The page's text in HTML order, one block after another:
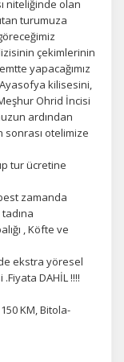
niteliğinde olan
turumuza
çekimlerinin
yapacağımız
kilisesini,
Ohrid İncisi
ardından
otelimize
tur ücretine
zamanda
, Köfte ve
ekstra yöresel
DAHİL !!!!
KM, Bitola-